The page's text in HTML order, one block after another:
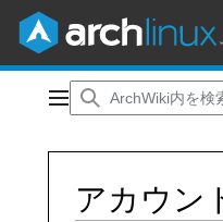
メインメニュー
アカウン